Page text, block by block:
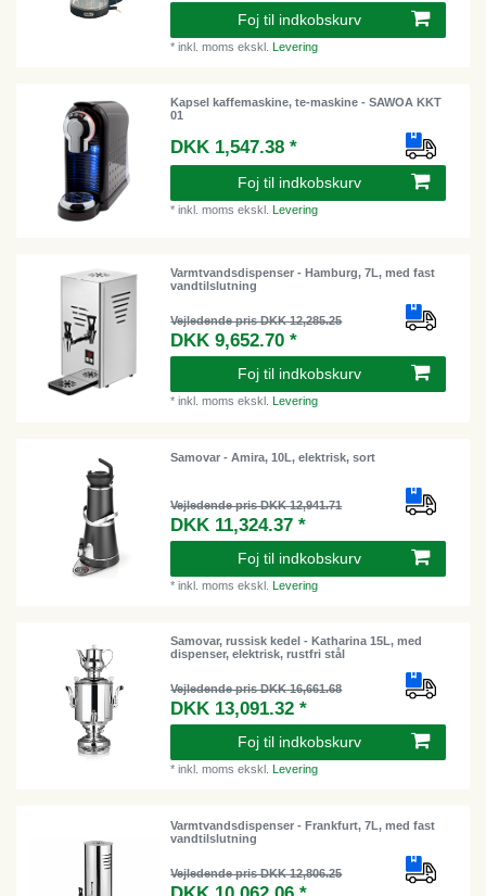
Foj til indkobskurv
*inkl. moms ekskl.Levering
Kapsel kaffemaskine, te-maskine - SAWOA KKT
01
DKK 1,547.38 *
Foj til indkobskurv
*inkl. moms ekskl.Levering
Varmtvandsdispenser - Hamburg, 7L, med fast
vandtilslutning
Vejledende pris DKK 12,285.25
DKK 9,652.70 *
Foj til indkobskurv
*inkl. moms ekskl. Levering
Samovar - Amira, 10L, elektrisk, sort
Vejledende pris DKK 12,941.71
DKK 11,324.37 *
Foj til indkobskurv
*inkl. moms ekskl.Levering
Samovar, russisk kedel - Katharina 15L, med
dispenser, elektrisk, rustfri stål
Vejledende pris DKK 16,661.68
DKK 13,091.32 *
Foj til indkobskurv
*inkl. moms ekskl.Levering
Varmtvandsdispenser - Frankfurt, 7L, med fast
vandtilslutning
Vejledende pris DKK 12,806.25